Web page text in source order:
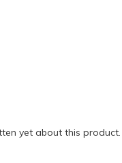
yet about this product.